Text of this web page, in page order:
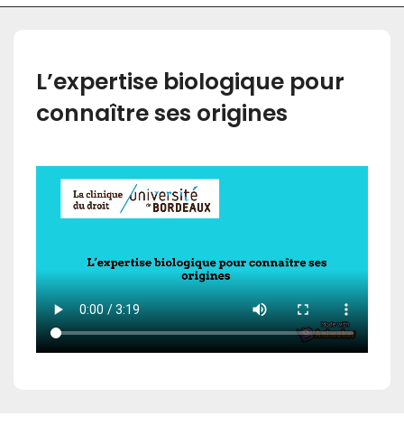
L’expertise biologique pour
connaître ses origines